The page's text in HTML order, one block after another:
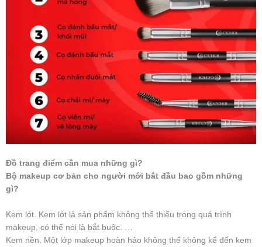
Đồ trang điểm cần mua những gì?
Bộ makeup cơ bản cho người mới bắt đầu bao gồm những
gì?
Kem lót. Kem lót là sản phẩm không thể thiếu trong quá trình
makeup, có thể nói là bắt buộc. …
Kem nền. Một lớp makeup hoàn hảo không thể không kể đến kem